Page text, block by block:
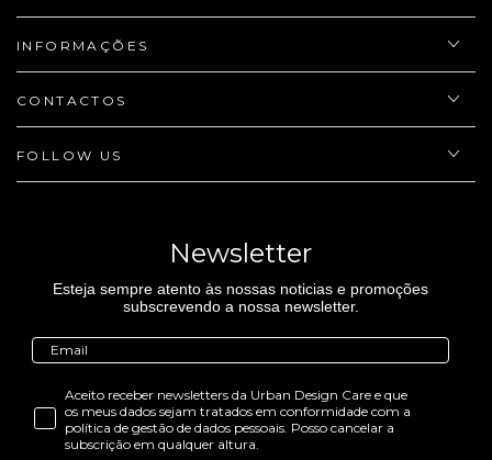
INFORMAÇÕES
CONTACTOS
FOLLOW US
Newsletter
Esteja sempre atento às nossas noticias e promoções
subscrevendo a nossa newsletter.
Aceito receber newsletters da Urban Design Care e que
os meus dados sejam tratados em conformidade com a
política de gestão de dados pessoais. Posso cancelar a
subscrição em qualquer altura.